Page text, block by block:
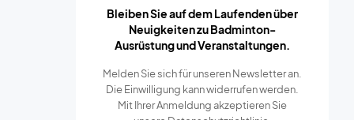
Bleiben Sie auf dem Laufenden über
Neuigkeiten zu Badminton-
Ausrüstung und Veranstaltungen.
Melden Sie sich für unseren Newsletter an.
Die Einwilligung kann widerrufen werden.
Mit Ihrer Anmeldung akzeptieren Sie